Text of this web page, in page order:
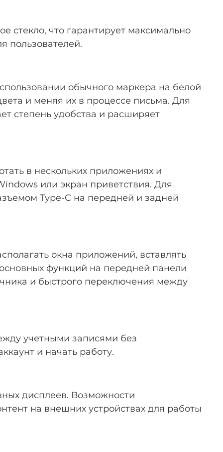
стекло, что гарантирует максимально
пользователей.
обычного маркера на белой
и меняя их в процессе письма. Для
степень удобства и расширяет
в нескольких приложениях и
или экран приветствия. Для
Type-C на передней и задней
окна приложений, вставлять
функций на передней панели
и быстрого переключения между
учетными записями без
и начать работу.
дисплеев. Возможности
на внешних устройствах для работы